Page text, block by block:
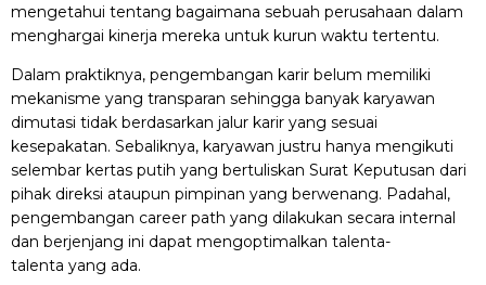
mengetahui tentang bagaimana sebuah perusahaan dalam
menghargai kinerja mereka untuk kurun waktu tertentu.
Dalam praktiknya, pengembangan karir belum memiliki
mekanisme yang transparan sehingga banyak karyawan
dimutasi tidak berdasarkan jalur karir yang sesuai
kesepakatan. Sebaliknya, karyawan justru hanya mengikuti
selembar kertas putih yang bertuliskan Surat Keputusan dari
pihak direksi ataupun pimpinan yang berwenang. Padahal,
pengembangan career path yang dilakukan secara internal
dan berjenjang ini dapat mengoptimalkan talenta-
talenta yang ada.